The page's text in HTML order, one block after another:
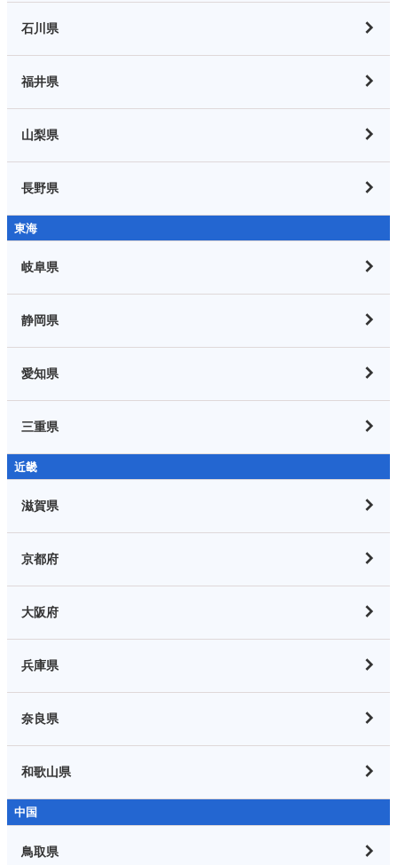
石川県
福井県
山梨県
長野県
東海
岐阜県
静岡県
愛知県
三重県
近畿
滋賀県
京都府
大阪府
兵庫県
奈良県
和歌山県
中国
鳥取県